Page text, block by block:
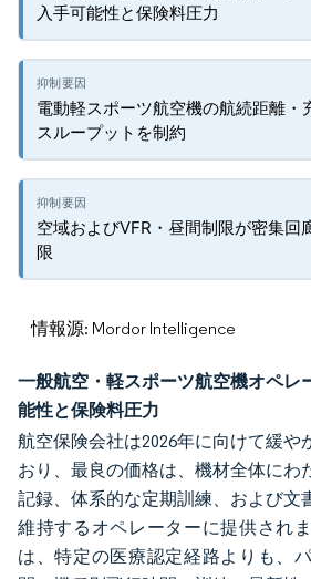
入手可能性と保険料圧力
電動軽スポーツ航空機の航続距離・
スループットを制約
空域およびVFR・昼間制限が密集回
限
情報源: Mordor Intelligence
一般航空・軽スポーツ航空機オペレ
能性と保険料圧力
航空保険会社は2026年に向けて緩や
おり、最良の価格は、機材全体にわ
記録、体系的な定期訓練、および文
維持するオペレーターに提供され
は、特定の医療認定経路よりも、